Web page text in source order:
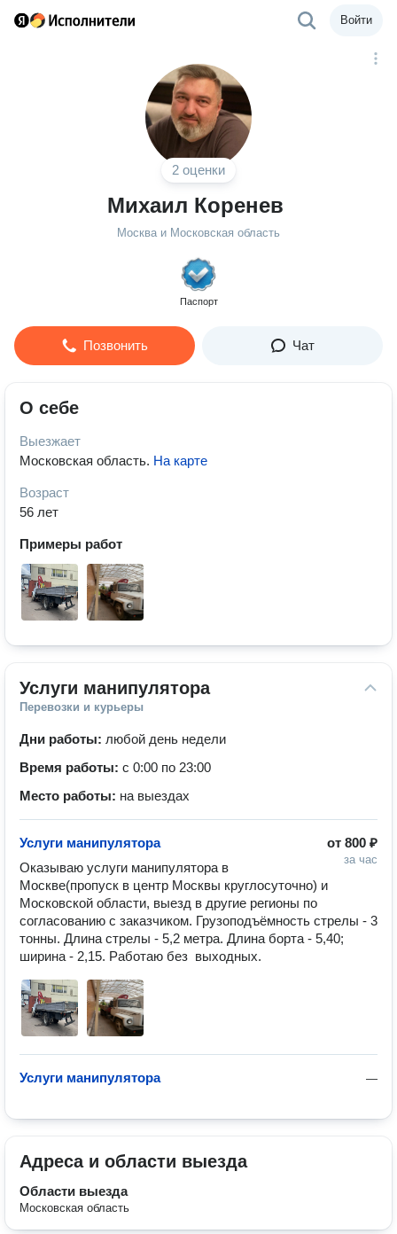
Войти
2 оценки
Михаил Коренев
Москва и Московская область
Паспорт
Позвонить Чат
О себе
Выезжает
Московская область. На карте
Возраст
56 лет
Примеры работ
Услуги манипулятора
Перевозки и курьеры
Дни работы: любой день недели
Время работы: с 0:00 по 23:00
Место работы: на выездах
от 800 ₽
за час
Услуги манипулятора
Оказываю услуги манипулятора в
Москве(пропуск в центр Москвы круглосуточно) и
Московской области, выезд в другие регионы по
согласованию с заказчиком. Грузоподъёмность стрелы - 3
тонны. Длина стрелы - 5,2 метра. Длина борта - 5,40;
ширина - 2,15. Работаю без  выходных.
—
Услуги манипулятора
Адреса и области выезда
Области выезда
Московская область